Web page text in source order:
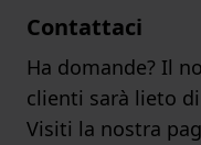
Contattaci
Ha domande? Il
clienti sarà lieto
Visiti la nostra